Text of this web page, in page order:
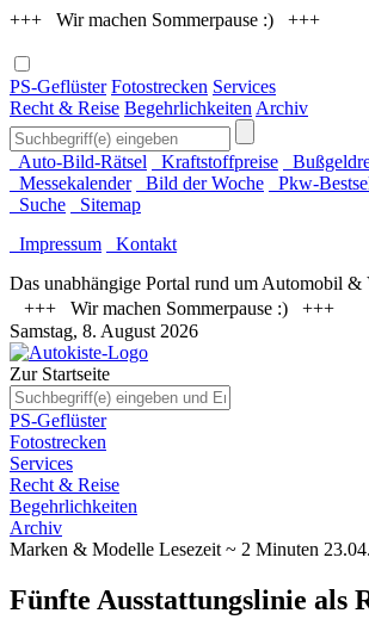
+++ Wir machen Sommerpause :) +++
PS-Geflüster Fotostrecken Services
Recht & Reise Begehrlichkeiten Archiv
Auto-Bild-Rätsel Kraftstoffpreise
Messekalender
Bild der Woche
Pkw-
Suche
Sitemap
Impressum
Kontakt
Das unabhängige Portal rund um Automobil &
+++ Wir machen Sommerpause :) +++
Samstag, 8. August 2026
Zur Startseite
PS-Geflüster
Fotostrecken
Services
Recht & Reise
Begehrlichkeiten
Archiv
Marken & Modelle Lesezeit ~ 2 Minuten
Fünfte Ausstattungslinie als